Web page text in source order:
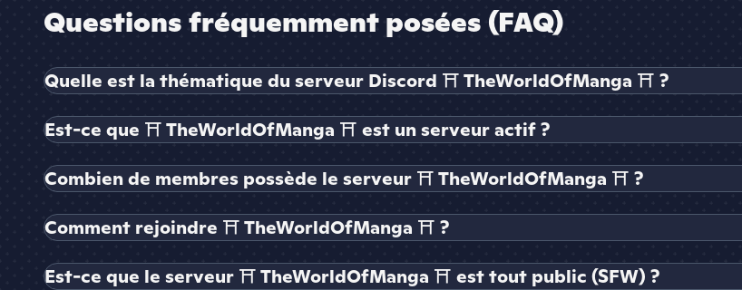
Questions fréquemment posées (FAQ)
Quelle est la thématique du serveur Discord ⛩ TheWorldOfManga ⛩ ?
Est-ce que ⛩ TheWorldOfManga ⛩ est un serveur actif ?
Combien de membres possède le serveur ⛩ TheWorldOfManga ⛩ ?
Comment rejoindre ⛩ TheWorldOfManga ⛩ ?
Est-ce que le serveur ⛩ TheWorldOfManga ⛩ est tout public (SFW) ?